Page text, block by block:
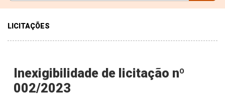
LICITAÇÕES
Inexigibilidade de licitação nº
002/2023